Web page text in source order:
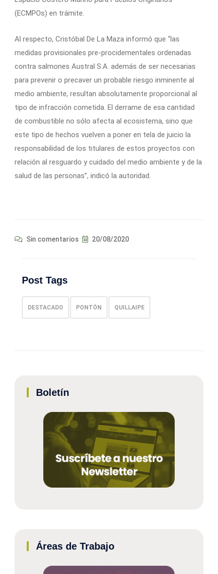
(ECMPOs) en trámite.
Al respecto, Cristóbal De La Maza informó que “las
medidas provisionales pre-procidementales ordenadas
contra salmones Austral S.A. además de ser necesarias
para prevenir o precaver un probable riesgo inminente al
medio ambiente, resultan absolutamente proporcional al
tipo de infracción cometida. El derrame de esa cantidad
de combustible no sólo afecta al ecosistema, sino que
este tipo de hechos vuelven a poner en tela de juicio la
responsabilidad de los titulares de estos proyectos con
relación al resguardo y cuidado del medio ambiente y de la
salud de las personas”, indicó la autoridad.
Sin comentarios 20/08/2020
Post Tags
DESTACADO PONTÓN QUILLAIPE
Boletín
Áreas de Trabajo